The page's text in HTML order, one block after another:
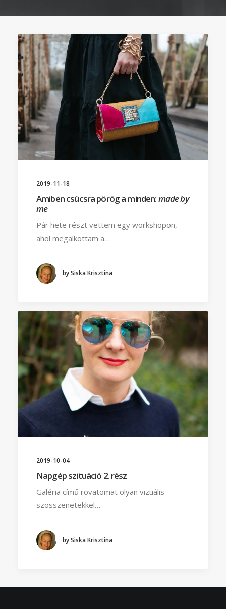
2019-11-18
Amiben csúcsra pörög a minden:made by
me
Pár hete részt vettem egy workshopon,
ahol megalkottam a…
by Siska Krisztina
2019-10-04
Napgép szituáció 2. rész
Galéria című rovatomat olyan vizuális
szösszenetekkel…
by Siska Krisztina